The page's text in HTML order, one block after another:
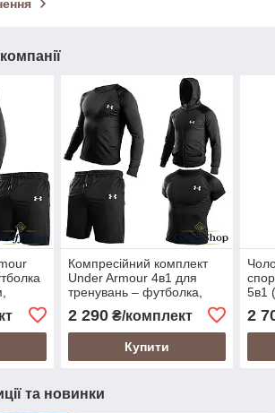
Компресійний комплект
Under Armour 4в1 для
тренувань – футболка,
рукавом, куртка та шорти
2 290₴/комплект
Купити
5в1
2
та новинки